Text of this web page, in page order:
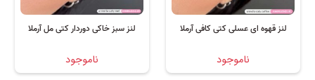
لنز قهوه ای عسلی کتی کافی آرملا
ناموجود
لنز سبز خاکی دوردار کتی مل آرملا
ناموجود